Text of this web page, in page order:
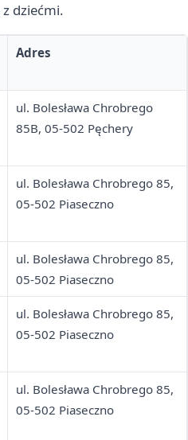
dziećmi.
Adres
ul. Bolesława Chrobrego
85B, 05-502 Pęchery
ul. Bolesława Chrobrego 85,
05-502 Piaseczno
ul. Bolesława Chrobrego 85,
05-502 Piaseczno
ul. Bolesława Chrobrego 85,
05-502 Piaseczno
ul. Bolesława Chrobrego 85,
05-502 Piaseczno